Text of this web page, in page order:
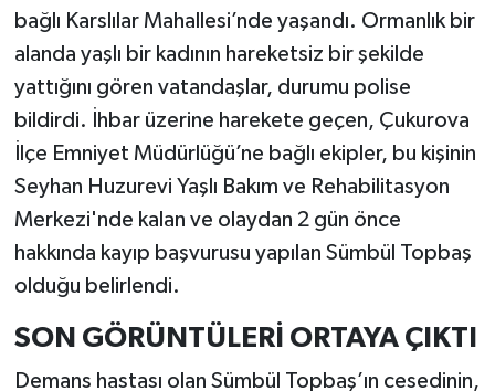
bağlı Karslılar Mahallesi’nde yaşandı. Ormanlık bir
alanda yaşlı bir kadının hareketsiz bir şekilde
yattığını gören vatandaşlar, durumu polise
bildirdi. İhbar üzerine harekete geçen, Çukurova
İlçe Emniyet Müdürlüğü’ne bağlı ekipler, bu kişinin
Seyhan Huzurevi Yaşlı Bakım ve Rehabilitasyon
Merkezi'nde kalan ve olaydan 2 gün önce
hakkında kayıp başvurusu yapılan Sümbül Topbaş
olduğu belirlendi.
SON GÖRÜNTÜLERİ ORTAYA ÇIKTI
Demans hastası olan Sümbül Topbaş’ın cesedinin,